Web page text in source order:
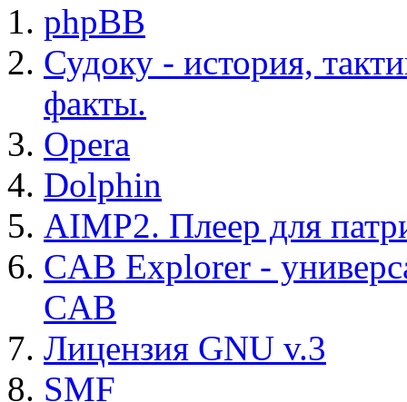
phpBB
Судоку - история,
факты.
Opera
Dolphin
AIMP2. Плеер для
CAB Explorer -
CAB
Лицензия GNU v.3
SMF